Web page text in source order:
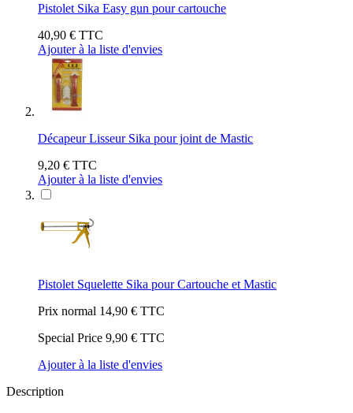
Pistolet Sika Easy gun pour cartouche
40,90 € TTC
Ajouter à la liste d'envies
Décapeur Lisseur Sika pour joint de Mastic
9,20 € TTC
Ajouter à la liste d'envies
Pistolet Squelette Sika pour Cartouche et Mastic
Prix normal 14,90 € TTC
Special Price 9,90 € TTC
Ajouter à la liste d'envies
Description